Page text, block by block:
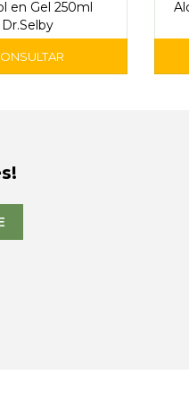
en Gel 250ml
Dr.Selby